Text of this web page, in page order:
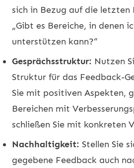
sich in Bezug auf die letzten
„Gibt es Bereiche, in denen
unterstützen kann?“
Gesprächsstruktur: Nutzen
Struktur für das Feedback-
Sie mit positiven Aspekten,
Bereichen mit
schließen Sie mit konkreten
Nachhaltigkeit: Stellen Sie
gegebene Feedback auch